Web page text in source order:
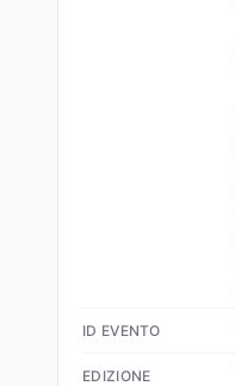
ID EVENTO
EDIZIONE